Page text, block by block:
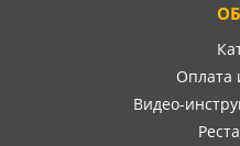
Оплата
Видео-